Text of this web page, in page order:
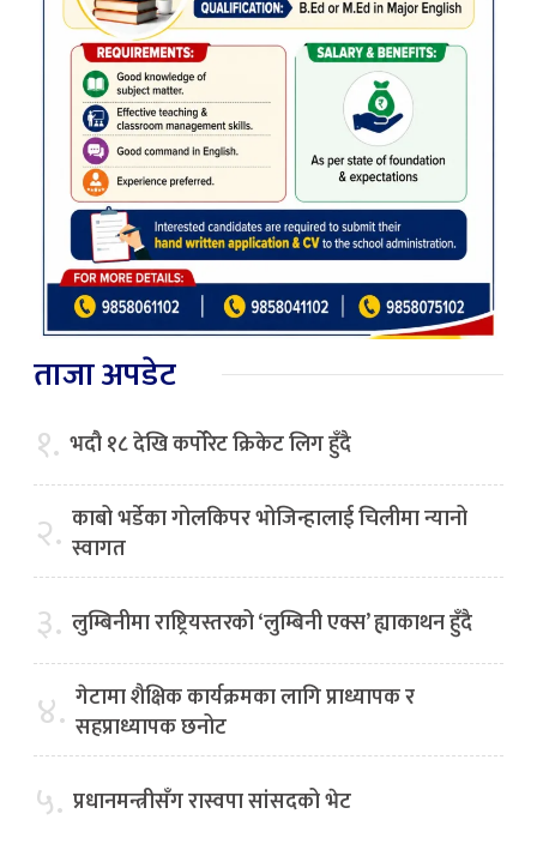
ताजा अपडेट
१. भदौ १८ देखि कर्पोरेट क्रिकेट लिग हुँदै
२. काबो भर्डेका गोलकिपर भोजिन्हालाई चिलीमा न्यानो
स्वागत
३. लुम्बिनीमा राष्ट्रियस्तरको ‘लुम्बिनी एक्स’ ह्याकाथन हुँदै
४. गेटामा शैक्षिक कार्यक्रमका लागि प्राध्यापक र
सहप्राध्यापक छनोट
५. प्रधानमन्त्रीसँग रास्वपा सांसदको भेट